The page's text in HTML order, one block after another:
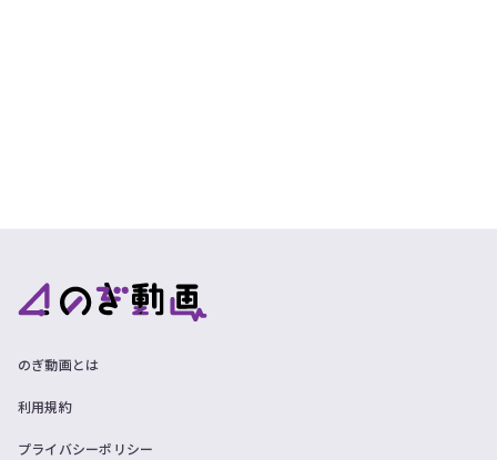
のぎ動画とは
利用規約
プライバシーポリシー